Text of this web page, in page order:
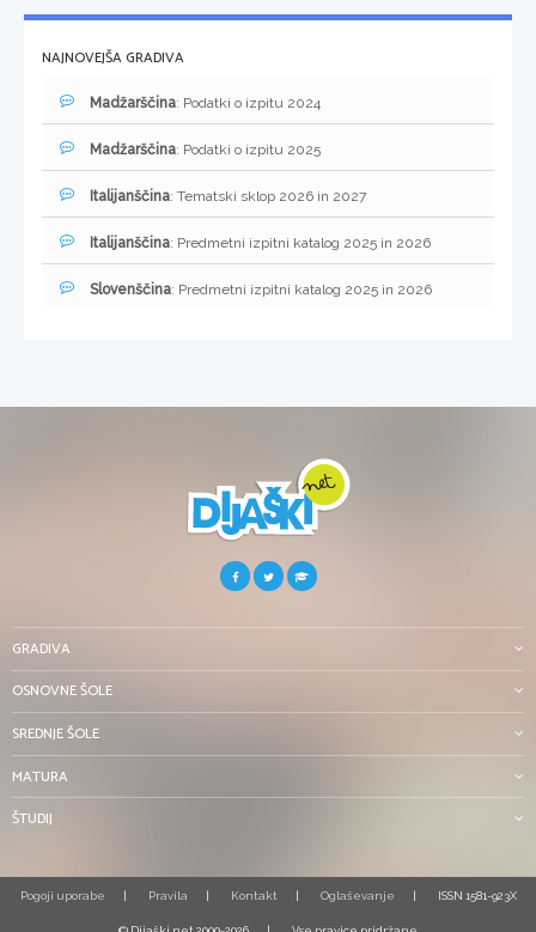
NAJNOVEJŠA GRADIVA
Madžarščina: Podatki o izpitu 2024
Madžarščina: Podatki o izpitu 2025
Italijanščina: Tematski sklop 2026 in 2027
Italijanščina: Predmetni izpitni katalog 2025 in 2026
Slovenščina: Predmetni izpitni katalog 2025 in 2026
GRADIVA
OSNOVNE ŠOLE
SREDNJE ŠOLE
MATURA
ŠTUDIJ
Pogoji uporabe Pravila Kontakt Oglaševanje ISSN 1581-923X